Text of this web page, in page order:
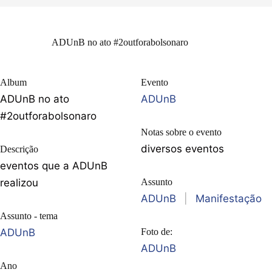
ADUnB no ato #2outforabolsonaro
Album
ADUnB no ato
#2outforabolsonaro
Descrição
eventos que a ADUnB
realizou
Assunto - tema
ADUnB
Ano
Evento
ADUnB
Notas sobre o evento
diversos eventos
Assunto
ADUnB Manifestação
Foto de:
ADUnB